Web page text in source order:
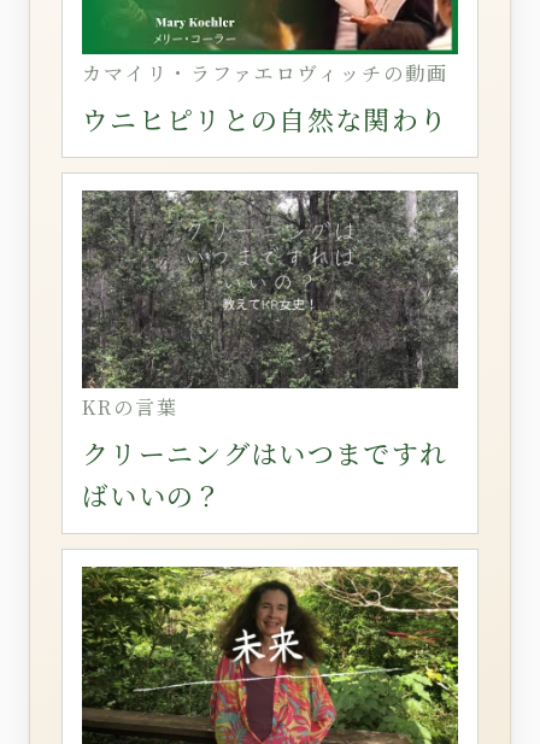
カマイリ・ラファエロヴィッチの動画
ウニヒピリとの自然な関わり
KRの言葉
クリーニングはいつまですれ
ばいいの？